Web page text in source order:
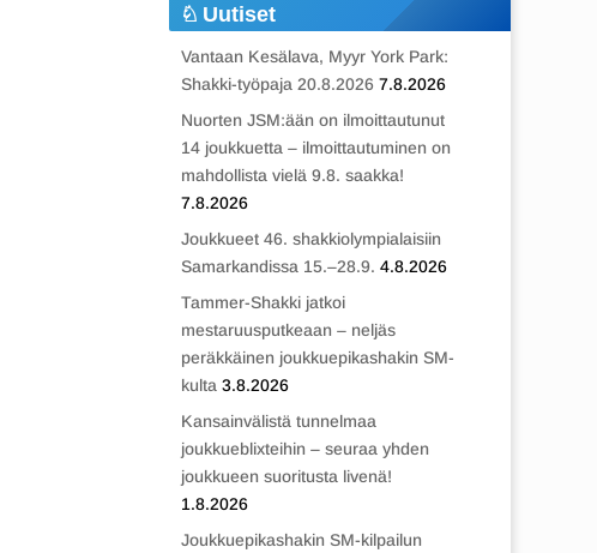
Uutiset
Vantaan Kesälava, Myyr York Park:
Shakki-työpaja 20.8.2026 7.8.2026
Nuorten JSM:ään on ilmoittautunut
14 joukkuetta – ilmoittautuminen on
mahdollista vielä 9.8. saakka!
7.8.2026
Joukkueet 46. shakkiolympialaisiin
Samarkandissa 15.–28.9. 4.8.2026
Tammer-Shakki jatkoi
mestaruusputkeaan – neljäs
peräkkäinen joukkuepikashakin SM-
kulta 3.8.2026
Kansainvälistä tunnelmaa
joukkueblixteihin – seuraa yhden
joukkueen suoritusta livenä!
1.8.2026
Joukkuepikashakin SM-kilpailun